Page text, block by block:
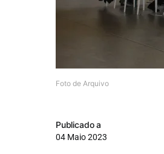
Foto de Arquivo
Publicado a
04 Maio 2023